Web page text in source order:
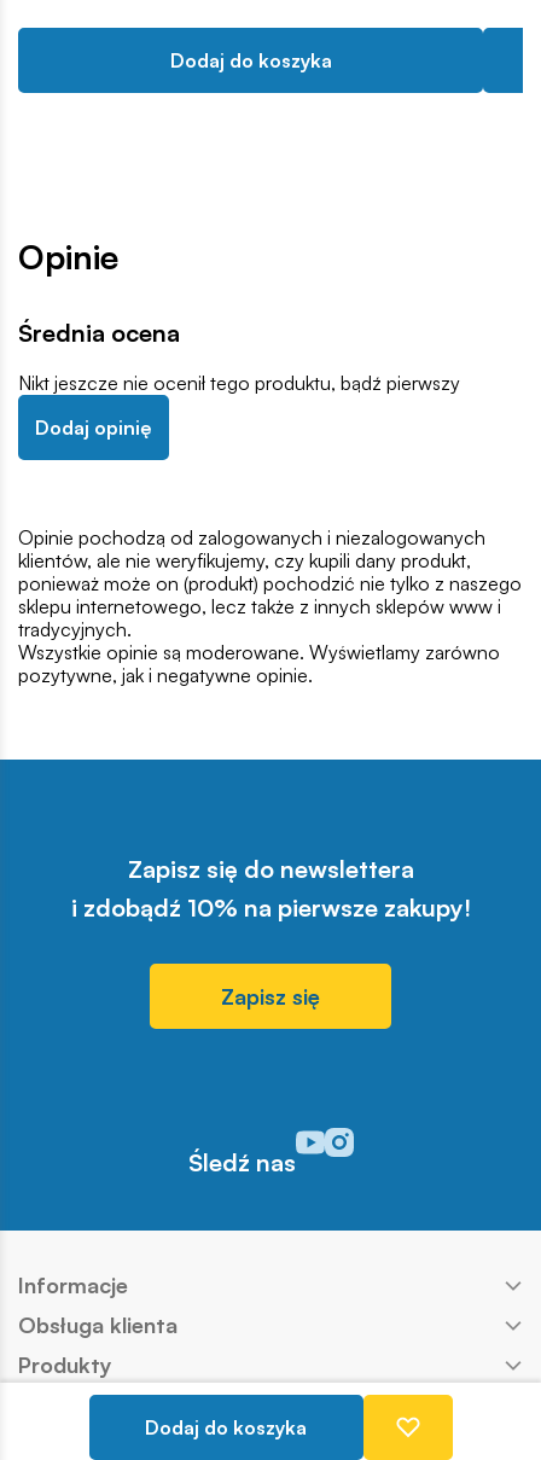
Dodaj do koszyka
Dodaj do koszyka
Opinie
Średnia ocena
Nikt jeszcze nie ocenił tego produktu, bądź pierwszy
Dodaj opinię
Opinie pochodzą od zalogowanych i niezalogowanych
klientów, ale nie weryfikujemy, czy kupili dany produkt,
ponieważ może on (produkt) pochodzić nie tylko z naszego
sklepu internetowego, lecz także z innych sklepów www i
tradycyjnych.
Wszystkie opinie są moderowane. Wyświetlamy zarówno
pozytywne, jak i negatywne opinie.
Zapisz się do newslettera
i zdobądź 10% na pierwsze zakupy!
Zapisz się
Śledź nas
Odwiedź nasz profil w
Odwiedź nasz profil w
Informacje
Obsługa klienta
Produkty
Kontakt